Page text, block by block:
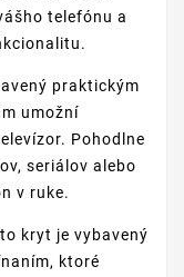
telefónu a
praktickým
umožní
Pohodlne
seriálov alebo
v ruke.
kryt je vybavený
ktoré